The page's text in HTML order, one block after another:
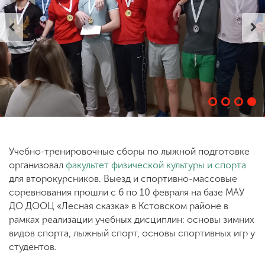
Сведения об
образовательной
организации
ENG SPN CHI
комиссия
+7 (831) 262-26-20
Учебно-тренировочные сборы по лыжной подготовке
организовал факультет физической культуры и спорта
для второкурсников. Выезд и спортивно-массовые
соревнования прошли с 6 по 10 февраля на базе МАУ
ДО ДООЦ «Лесная сказка» в Кстовском районе в
рамках реализации учебных дисциплин: основы зимних
видов спорта, лыжный спорт, основы спортивных игр у
студентов.